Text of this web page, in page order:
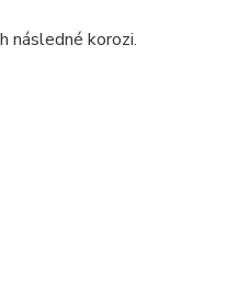
následné korozi.